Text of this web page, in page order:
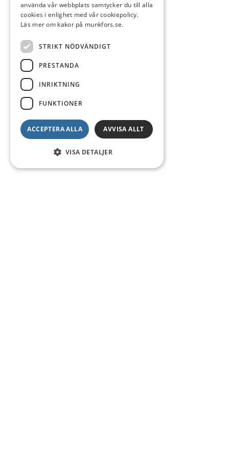
använda vår webbplats samtycker du till alla
cookies i enlighet med vår cookiepolicy.
Läs mer om kakor på munkfors.se.
STRIKT NÖDVÄNDIGT
PRESTANDA
INRIKTNING
FUNKTIONER
ACCEPTERA ALLA AVVISA ALLT
VISA DETALJER